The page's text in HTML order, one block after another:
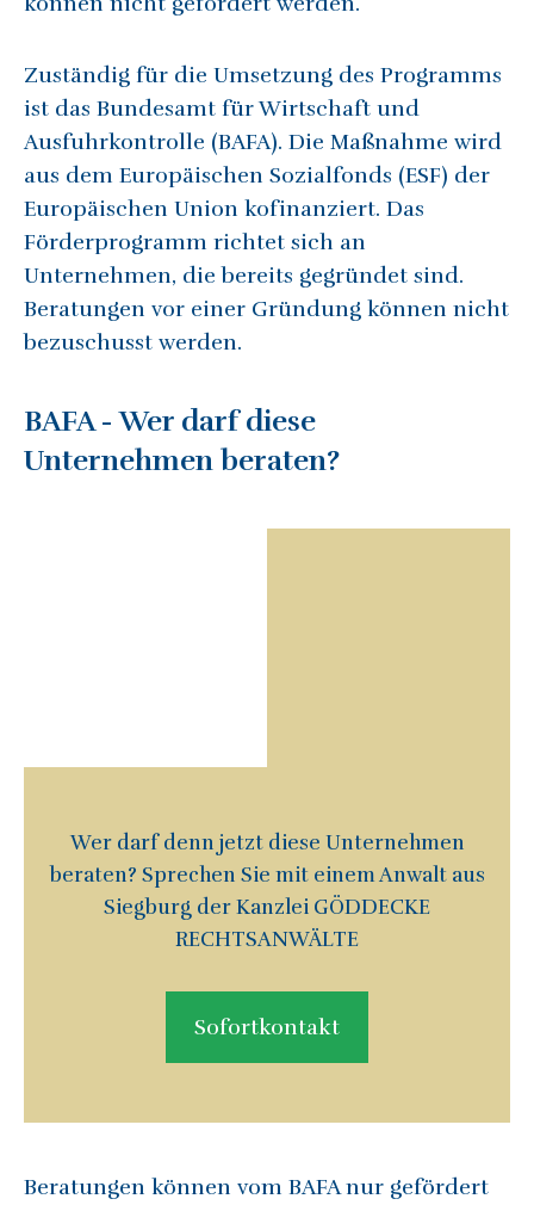
Zuständig für die Umsetzung des Programms
ist das Bundesamt für Wirtschaft und
Ausfuhrkontrolle (BAFA). Die Maßnahme wird
aus dem Europäischen Sozialfonds (ESF) der
Europäischen Union kofinanziert. Das
Förderprogramm richtet sich an
Unternehmen, die bereits gegründet sind.
Beratungen vor einer Gründung können nicht
bezuschusst werden.
BAFA -Wer darf diese
Unternehmen beraten?
Wer darf denn jetzt diese Unternehmen
beraten? Sprechen Sie mit einem Anwalt aus
Siegburg der Kanzlei GÖDDECKE
RECHTSANWÄLTE
Sofortkontakt
Beratungen können vom BAFA nur gefördert